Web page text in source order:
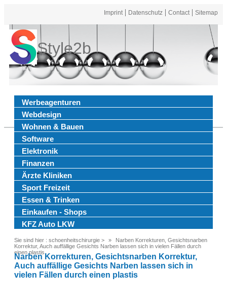
Imprint Datenschutz Contact Sitemap
Style2b
Werbeagenturen
Webdesign
Wohnen & Bauen
Software
Elektronik
Finanzen
Ärzte Kliniken
Sport Freizeit
Essen & Trinken
Einkaufen - Shops
KFZ Auto LKW
Sie sind hier : schoenheitschirurgie >
Narben Korrekturen, Gesichtsnarben
Korrektur, Auch auffällige Gesichts Narben lassen sich in vielen Fällen durch
einen plastis
Narben Korrekturen, Gesichtsnarben Korrektur,
Auch auffällige Gesichts Narben lassen sich in
vielen Fällen durch einen plastis